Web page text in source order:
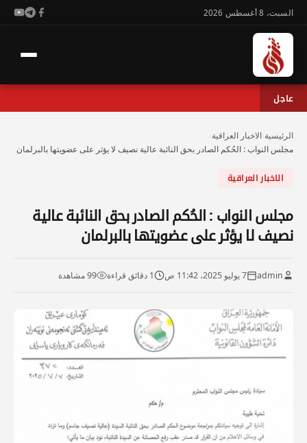
السبت، 8 أغسطس 2026
عاجل
الرئيسية الاخبار العراقية
مجلس النواب : الحُكم الصادر بحق النائبة عالية نصيف لا يؤثر على عضويتها بالبرلمان
الاخبار العراقية
مجلس النواب : الحُكم الصادر بحق النائبة عالية
نصيف لا يؤثر على عضويتها بالبرلمان
admin 7 يوليو 2025، 11:42 ص 1 دقائق قراءة 99 مشاهدة